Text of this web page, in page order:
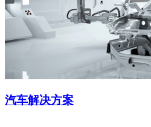
汽车解决方案